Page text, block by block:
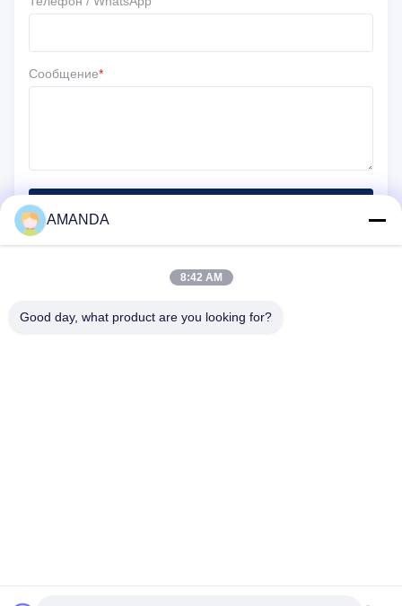
Сообщение*
AMANDA
8:42 AM
Good day, what product are you looking for?